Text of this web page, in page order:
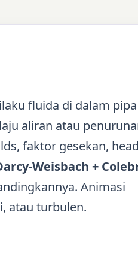
fluida di dalam pipa
aliran atau
faktor gesekan,
Weisbach +
Animasi
atau turbulen.